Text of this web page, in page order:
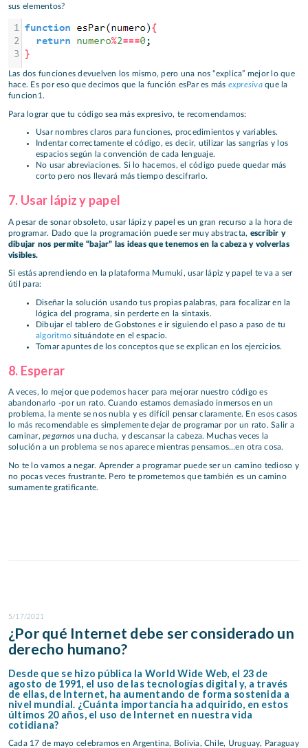
sus elementos?
Las dos funciones devuelven los mismo, pero una nos “explica” mejor lo que
hace. Es por eso que decimos que la función esPar es más expresivaque la
funcion1.
Para lograr que tu código sea más expresivo, te recomendamos:
Usar nombres claros para funciones, procedimientos y variables.
Indentar correctamente el código, es decir, utilizar las sangrías y los
espacios según la convención de cada lenguaje.
No usar abreviaciones. Si lo hacemos, el código puede quedar más
corto pero nos llevará más tiempo descifrarlo.
7. Usar lápiz y papel
A pesar de sonar obsoleto, usar lápiz y papel es un gran recurso a la hora de
programar. Dado que la programación puede ser muy abstracta, escribir y
dibujar nos permite “bajar” las ideas que tenemos en la cabeza y volverlas
visibles.
Si estás aprendiendo en la plataforma Mumuki, usar lápiz y papel te va a ser
útil para:
Diseñar la solución usando tus propias palabras, para focalizar en la
lógica del programa, sin perderte en la sintaxis.
Dibujar el tablero de Gobstones e ir siguiendo el paso a paso de tu
algoritmo situándote en el espacio.
Tomar apuntes de los conceptos que se explican en los ejercicios.
8. Esperar
A veces, lo mejor que podemos hacer para mejorar nuestro código es
abandonarlo -por un rato. Cuando estamos demasiado inmersos en un
problema, la mente se nos nubla y es difícil pensar claramente. En esos casos
lo más recomendable es simplemente dejar de programar por un rato. Salir a
caminar,pegarnos una ducha, y descansar la cabeza. Muchas veces la
solución a un problema se nos aparece mientras pensamos…en otra cosa.
No te lo vamos a negar. Aprender a programar puede ser un camino tedioso y
no pocas veces frustrante. Pero te prometemos que también es un camino
sumamente gratificante.
5/17/2021
¿Por qué Internet debe ser considerado un
derecho humano?
Desde que se hizo pública la World Wide Web, el 23 de
agosto de 1991, el uso de las tecnologías digital y, a través
de ellas, de Internet, ha aumentando de forma sostenida a
nivel mundial. ¿Cuánta importancia ha adquirido, en estos
últimos 20 años, el uso de Internet en nuestra vida
cotidiana?
Cada 17 de mayo celebramos en Argentina, Bolivia, Chile, Uruguay, Paraguay